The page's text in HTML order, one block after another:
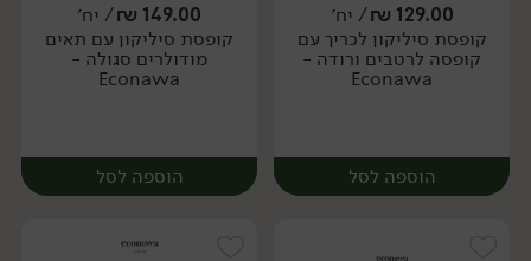
יח׳ יח׳
129.00
₪/ יח׳
קופסת סיליקון לכריך עם
קופסה לרטבים ורודה -
Econawa
הוספה לסל
149.00
₪/ יח׳
קופסת סיליקון עם תאים
מודולרים סגולה -
Econawa
הוספה לסל